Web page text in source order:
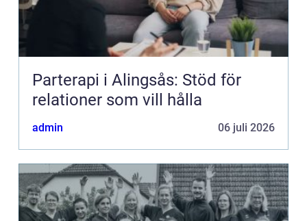
Parterapi i Alingsås: Stöd för
relationer som vill hålla
admin 06 juli 2026